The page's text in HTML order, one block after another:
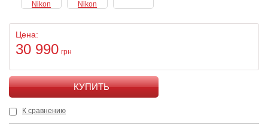
Цена:
30 990 грн
КУПИТЬ
К сравнению